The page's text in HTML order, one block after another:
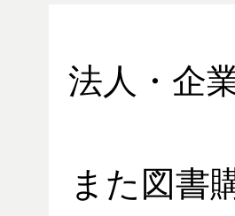
法人・企
また図書